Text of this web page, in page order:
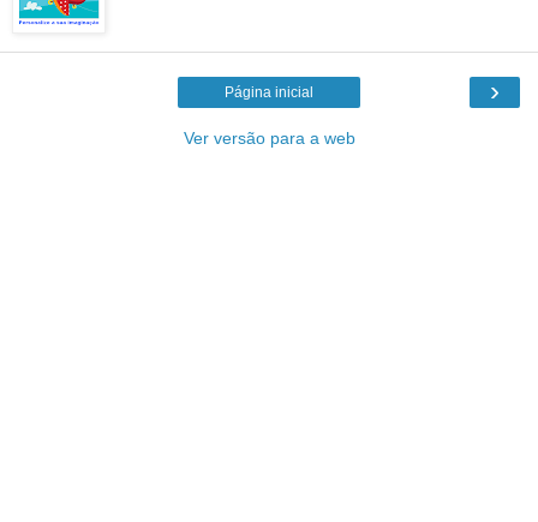
›
Página inicial
Ver versão para a web